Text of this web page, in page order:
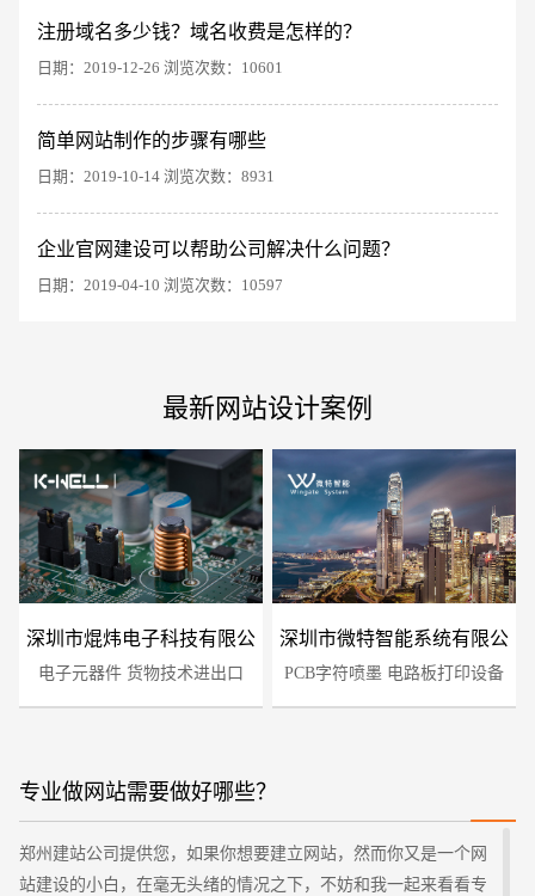
注册域名多少钱？域名收费是怎样的？
日期：2019-12-26 浏览次数：10601
简单网站制作的步骤有哪些
日期：2019-10-14 浏览次数：8931
企业官网建设可以帮助公司解决什么问题？
日期：2019-04-10 浏览次数：10597
最新网站设计案例
深圳市焜炜电子科技有限公
司
电子元器件 货物技术进出口
深圳市微特智能系统有限公
司
PCB字符喷墨 电路板打印设备
专业做网站需要做好哪些？
郑州建站公司提供您，如果你想要建立网站，然而你又是一个网
站建设的小白，在毫无头绪的情况之下，不妨和我一起来看看专
电商及系统平台开发
您的预算 1万-3万 3万-5万 5万-8万